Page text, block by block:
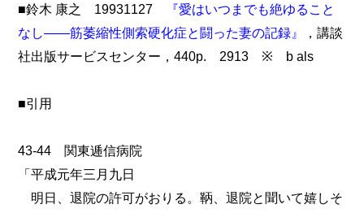
■鈴木 康之 19931127
『愛はいつまでも絶ゆること
なし――筋萎縮性側索硬化症と闘った妻の記録』
，講談
社出版サービスセンター，440p. 2913 ※ b als
■引用
43-44 関東逓信病院
「平成元年三月九日
明日、退院の許可がおりる。鞆、退院と聞いて嬉しそ